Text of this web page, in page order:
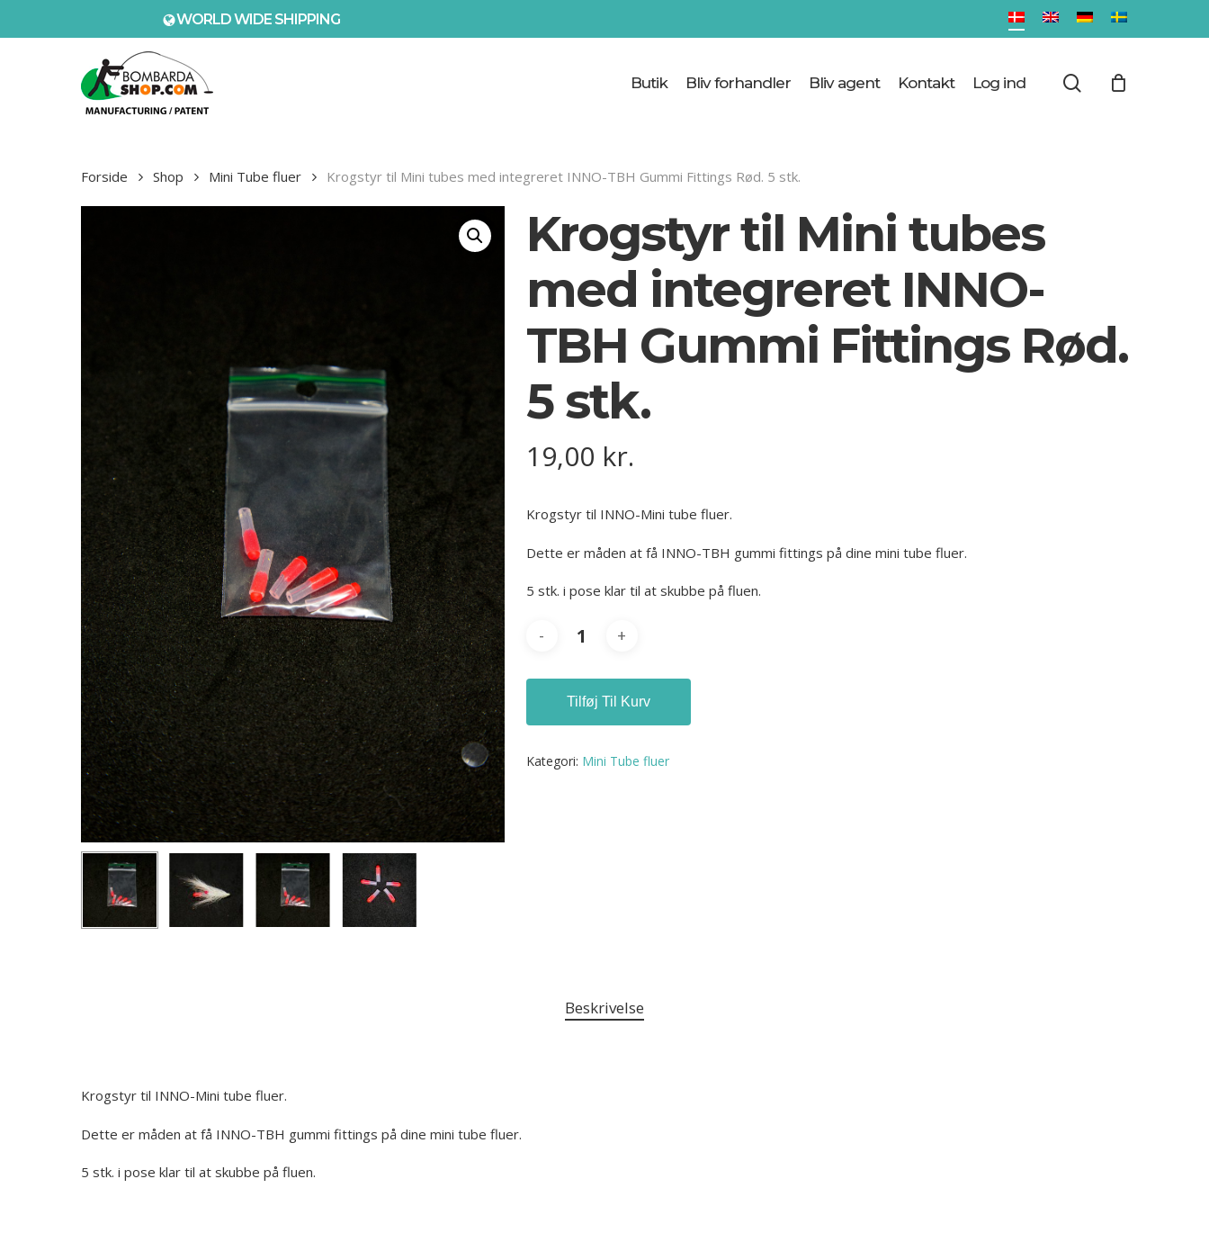
WORLD WIDE SHIPPING
Tryk Enter for at søge
Butik Bliv forhandler Bliv agent Kontakt Log ind search
Cart Close
Forside Shop Mini Tube fluer Krogstyr til Mini tubes med integreret INNO-TBH Gummi Fittings Rød. 5 stk.
Krogstyr til Mini tubes
med integreret INNO-
TBH Gummi Fittings Rød.
5 stk.
19,00 kr.
Krogstyr til INNO-Mini tube fluer.
Dette er måden at få INNO-TBH gummi fittings på dine mini tube fluer.
5 stk. i pose klar til at skubbe på fluen.
Tilføj Til Kurv
Kategori: Mini Tube fluer
Beskrivelse
Krogstyr til INNO-Mini tube fluer.
Dette er måden at få INNO-TBH gummi fittings på dine mini tube fluer.
5 stk. i pose klar til at skubbe på fluen.